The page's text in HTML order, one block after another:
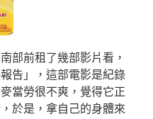
部前租了幾部影片看，
告」，這部電影是紀錄
當勞很不爽，覺得它正
於是，拿自己的身體來